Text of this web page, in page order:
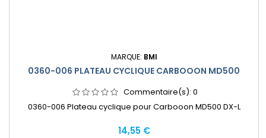
MARQUE: BMI
0360-006 PLATEAU CYCLIQUE CARBOOON MD500
Commentaire(s): 0
0360-006 Plateau cyclique pour Carbooon MD500 DX-L
Prix
14,55 €